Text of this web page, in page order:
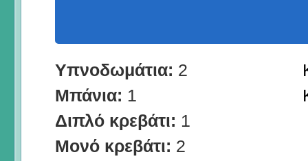
Υπνοδωμάτια: 2
Μπάνια: 1
Διπλό κρεβάτι: 1
Μονό κρεβάτι: 2